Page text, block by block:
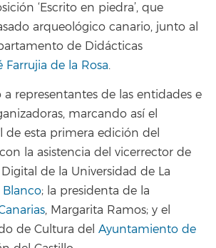
‘Escrito en piedra’, que
arqueológico canario, junto al
de Didácticas
Farrujia de la Rosa.
a representantes de las entidades e
marcando así el
de esta primera edición del
la asistencia del vicerrector de
de la Universidad de La
; la presidenta de la
, Margarita Ramos; y el
de Cultura del Ayuntamiento de